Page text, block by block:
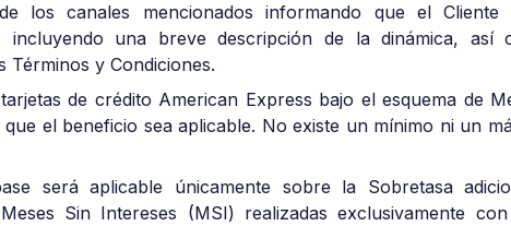
los canales mencionados informando que el Cliente
una breve descripción de la dinámica, así
y Condiciones.
de crédito American Express bajo el esquema de
el beneficio sea aplicable. No existe un mínimo ni un
será aplicable únicamente sobre la Sobretasa
Sin Intereses (MSI) realizadas exclusivamente con